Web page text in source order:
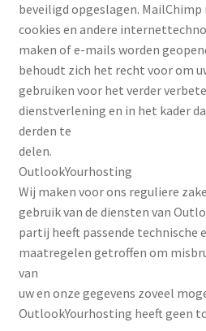
beveiligd opgeslagen.
cookies en andere
maken of e-mails worden
behoudt zich het recht voor om
gebruiken voor het verder
dienstverlening en in het kader
derden te
delen.
OutlookYourhosting
Wij maken voor ons reguliere
gebruik van de diensten van
partij heeft passende technische
maatregelen getroffen om
van
uw en onze gegevens zoveel
OutlookYourhosting heeft geen